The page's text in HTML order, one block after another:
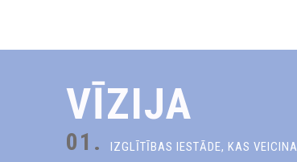
VĪZIJA
01.
IZGLĪTĪBAS IESTĀDE, KAS VEICINA